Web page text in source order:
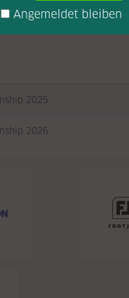
2025
2026
Angemeldet bleiben